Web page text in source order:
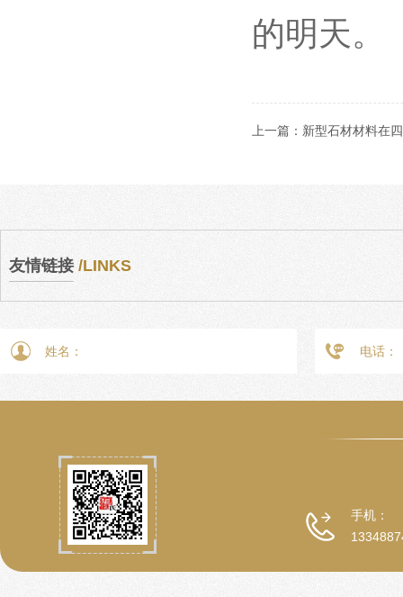
的明天。
上一篇： 新型石材材料在
友情链接 /LINKS
手机：